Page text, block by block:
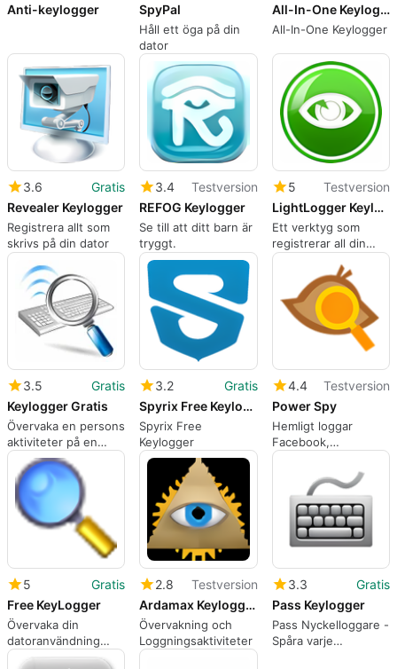
Anti-keylogger SpyPal
Håll ett öga på din
dator
All-In-One Keylogger
All-In-One Keylogger
3.6
Gratis
Revealer Keylogger
Registrera allt som
skrivs på din dator
3.4
Testversion
REFOG Keylogger
Se till att ditt barn är
tryggt.
5
Testversion
LightLogger Keylogger
Ett verktyg som
registrerar all din
webbaktivitet
3.5
Gratis
Keylogger Gratis
Övervaka en persons
aktiviteter på en
dator i hemlighet
3.2
Gratis
Spyrix Free Keylogger
Spyrix Free
Keylogger
4.4
Testversion
Power Spy
Hemligt loggar
Facebook,
tangenttryckningar,
chattar, e-post,
webb besök och
mer.
5
Gratis
Free KeyLogger
Övervaka din
datoranvändning
gratis
2.8
Testversion
Ardamax Keylogger
Övervakning och
Loggningsaktiviteter
3.3
Gratis
Pass Keylogger
Pass Nyckelloggare -
Spåra varje